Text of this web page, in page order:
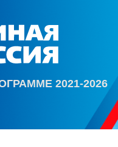
2021-2026